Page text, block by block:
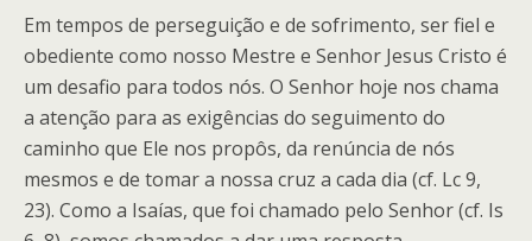
Em tempos de perseguição e de sofrimento, ser fiel e
obediente como nosso Mestre e Senhor Jesus Cristo é
um desafio para todos nós. O Senhor hoje nos chama
a atenção para as exigências do seguimento do
caminho que Ele nos propôs, da renúncia de nós
mesmos e de tomar a nossa cruz a cada dia (cf. Lc 9,
23). Como a Isaías, que foi chamado pelo Senhor (cf. Is